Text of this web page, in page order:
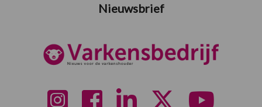
Nieuwsbrief